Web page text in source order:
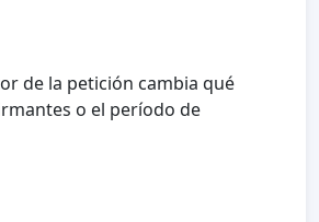
de la petición cambia qué
o el período de